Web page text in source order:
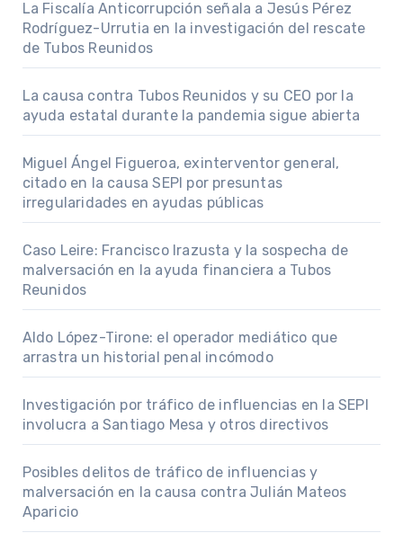
La Fiscalía Anticorrupción señala a Jesús Pérez
Rodríguez-Urrutia en la investigación del rescate
de Tubos Reunidos
La causa contra Tubos Reunidos y su CEO por la
ayuda estatal durante la pandemia sigue abierta
Miguel Ángel Figueroa, exinterventor general,
citado en la causa SEPI por presuntas
irregularidades en ayudas públicas
Caso Leire: Francisco Irazusta y la sospecha de
malversación en la ayuda financiera a Tubos
Reunidos
Aldo López-Tirone: el operador mediático que
arrastra un historial penal incómodo
Investigación por tráfico de influencias en la SEPI
involucra a Santiago Mesa y otros directivos
Posibles delitos de tráfico de influencias y
malversación en la causa contra Julián Mateos
Aparicio